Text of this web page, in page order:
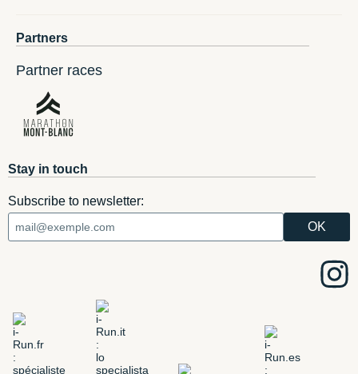
Partners
Partner races
Stay in touch
Subscribe to newsletter: